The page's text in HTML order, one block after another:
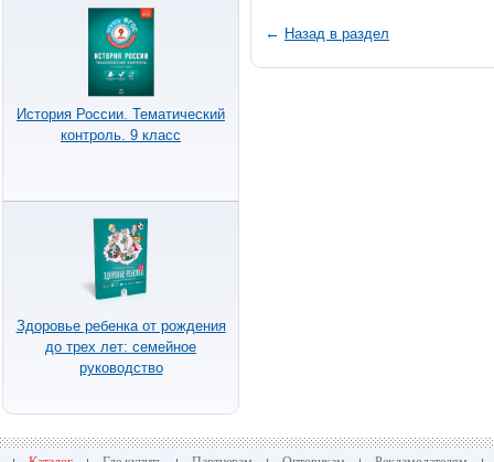
История России. Тематический
контроль. 9 класс
Здоровье ребенка от рождения
до трех лет: семейное
руководство
← Назад в раздел